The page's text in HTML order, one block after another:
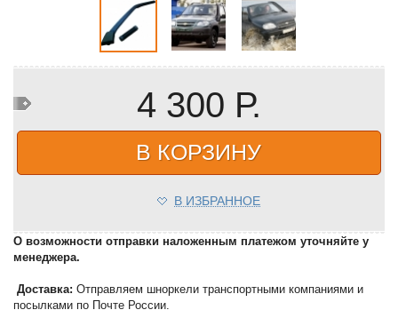
4 300 Р.
В КОРЗИНУ
В ИЗБРАННОЕ
О возможности отправки наложенным платежом уточняйте у
менеджера.
Доставка:Отправляем шноркели транспортными компаниями и
посылками по Почте России.